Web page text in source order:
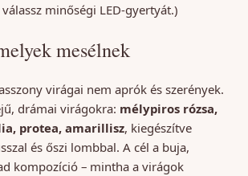
minőségi LED-gyertyát.)
mesélnek
virágai nem aprók és szerények.
drámai virágokra: mélypiros rózsa,
protea, amarillisz, kiegészítve
és őszi lombbal. A cél a buja,
kompozíció – mintha a virágok